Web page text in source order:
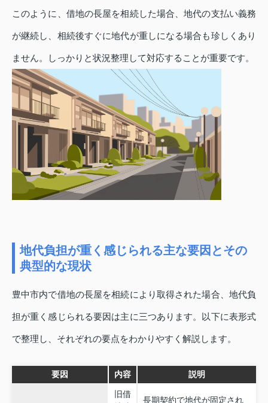
このように、借地の長屋を相続した場合、地代の支払い義務
が継続し、相続後すぐに地代が重しになる場合も珍しくあり
ません。しっかりと状況整理して対応することが重要です。
地代負担が重く感じられる主な要因とその
典型的な現状
豊中市内で借地の長屋を相続により取得された場合、地代負
担が重く感じられる要因は主に三つあります。以下に表形式
で整理し、それぞれの要点をわかりやすく解説します。
要因 内容 説明
旧借
長期契約で地代が固定され